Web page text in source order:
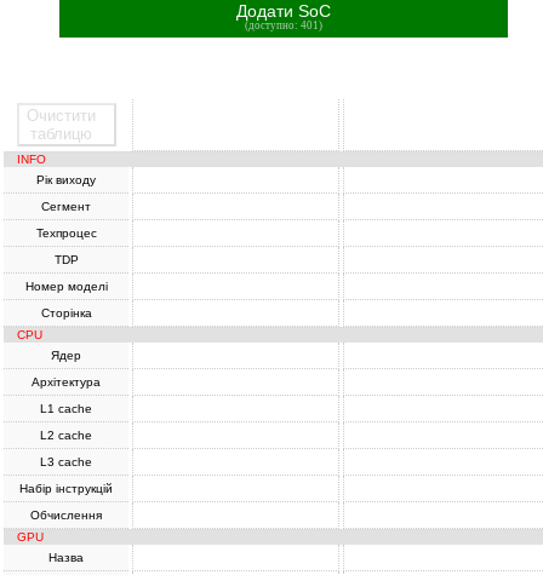
Додати SoC
(доступно: 401)
Очистити
таблицю
INFO
Рік виходу
Сегмент
Техпроцес
TDP
Номер моделі
Сторінка
CPU
Ядер
Архітектура
L1 cache
L2 cache
L3 cache
Набір інструкцій
Обчислення
GPU
Назва